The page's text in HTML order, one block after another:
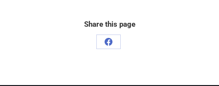
Share this page